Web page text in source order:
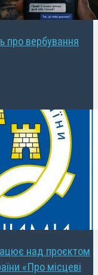
про вербування
над проєктом
«Про місцеві